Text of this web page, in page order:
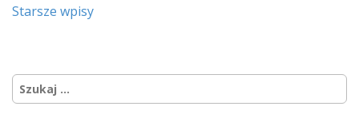
N
w
i
Starsze wpisy
S
z